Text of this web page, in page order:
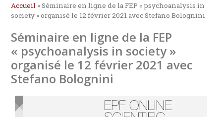
Accueil »Séminaire en ligne de la FEP « psychoanalysis in
society » organisé le 12 février 2021 avec Stefano Bolognini
Séminaire en ligne de la FEP
« psychoanalysis in society »
organisé le 12 février 2021 avec
Stefano Bolognini